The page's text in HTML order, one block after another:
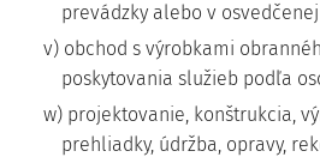
prevádzky alebo v
v) obchod s výrobkami
poskytovania služieb podľa
w) projektovanie, konštrukcia,
prehliadky, údržba, opravy,